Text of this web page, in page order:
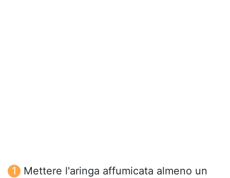
Mettere l'aringa affumicata almeno un